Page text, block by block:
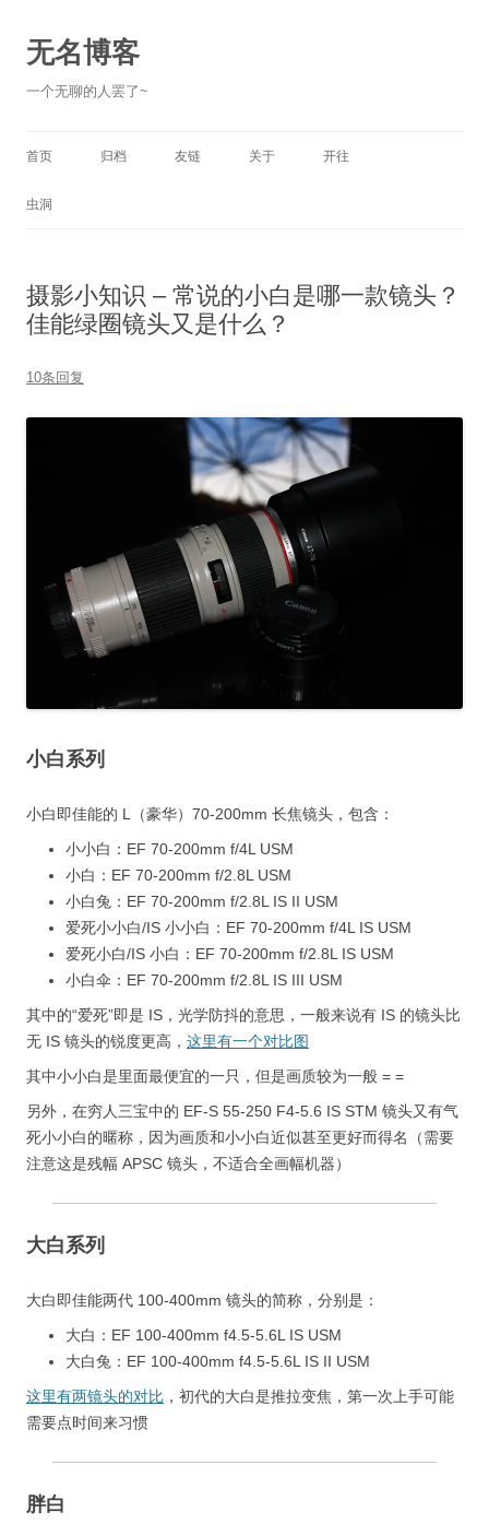
正
文
无名博客
一个无聊的人罢了~
首页 归档 友链 关于 开往
虫洞
摄影小知识 – 常说的小白是哪一款镜头？
佳能绿圈镜头又是什么？
10条回复
小白系列
小白即佳能的 L（豪华）70-200mm 长焦镜头，包含：
小小白：EF 70-200mm f/4L USM
小白：EF 70-200mm f/2.8L USM
小白兔：EF 70-200mm f/2.8L IS II USM
爱死小小白/IS 小小白：EF 70-200mm f/4L IS USM
爱死小白/IS 小白：EF 70-200mm f/2.8L IS USM
小白伞：EF 70-200mm f/2.8L IS III USM
其中的“爱死”即是 IS，光学防抖的意思，一般来说有 IS 的镜头比
无 IS 镜头的锐度更高， 这里有一个对比图
其中小小白是里面最便宜的一只，但是画质较为一般 = =
另外，在穷人三宝中的 EF-S 55-250 F4-5.6 IS STM 镜头又有气
死小小白的暱称，因为画质和小小白近似甚至更好而得名（需要
注意这是残幅 APSC 镜头，不适合全画幅机器）
大白系列
大白即佳能两代 100-400mm 镜头的简称，分别是：
大白：EF 100-400mm f4.5-5.6L IS USM
大白兔：EF 100-400mm f4.5-5.6L IS II USM
这里有两镜头的对比 ，初代的大白是推拉变焦，第一次上手可能
需要点时间来习惯
胖白